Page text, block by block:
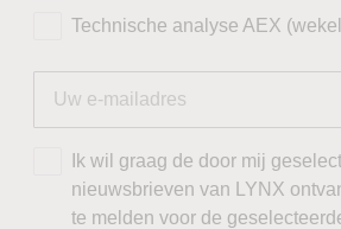
Technische analyse AEX
Ik wil graag de door mij
nieuwsbrieven van LYNX
te melden voor de